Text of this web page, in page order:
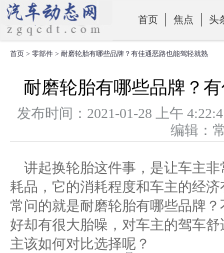
首页 焦点 头
零部件
首页 > 零部件 > 耐磨轮胎有哪些品牌？有佳通恶路也能驾轻就熟
耐磨轮胎有哪些品牌？
发布时间：2021-01-28 上午
编辑
讲起换轮胎这件事，是让车主
耗品，它的消耗程度和车主的经
常问的就是耐磨轮胎有哪些品牌
好却有很大胎噪，对车主的驾车
主该如何对比选择呢？